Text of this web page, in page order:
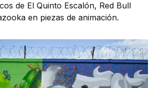
de El Quinto Escalón, Red Bull
en piezas de animación.